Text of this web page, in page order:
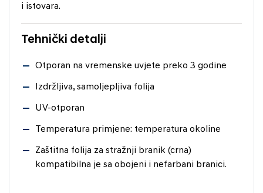
i istovara.
Tehnički detalji
Otporan na vremenske uvjete preko 3 godine
Izdržljiva, samoljepljiva folija
UV-otporan
Temperatura primjene: temperatura okoline
Zaštitna folija za stražnji branik (crna)
kompatibilna je sa obojeni i nefarbani branici.